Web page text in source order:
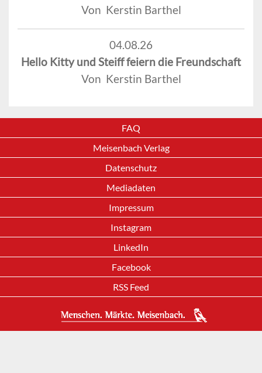
Von Kerstin Barthel
04.08.26
Hello Kitty und Steiff feiern die Freundschaft
Von Kerstin Barthel
FAQ
Meisenbach Verlag
Datenschutz
Mediadaten
Impressum
Instagram
LinkedIn
Facebook
RSS Feed